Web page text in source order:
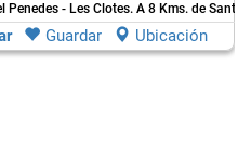
Penedes - Les Clotes. A 8 Kms. de Sant
Guardar Ubicación